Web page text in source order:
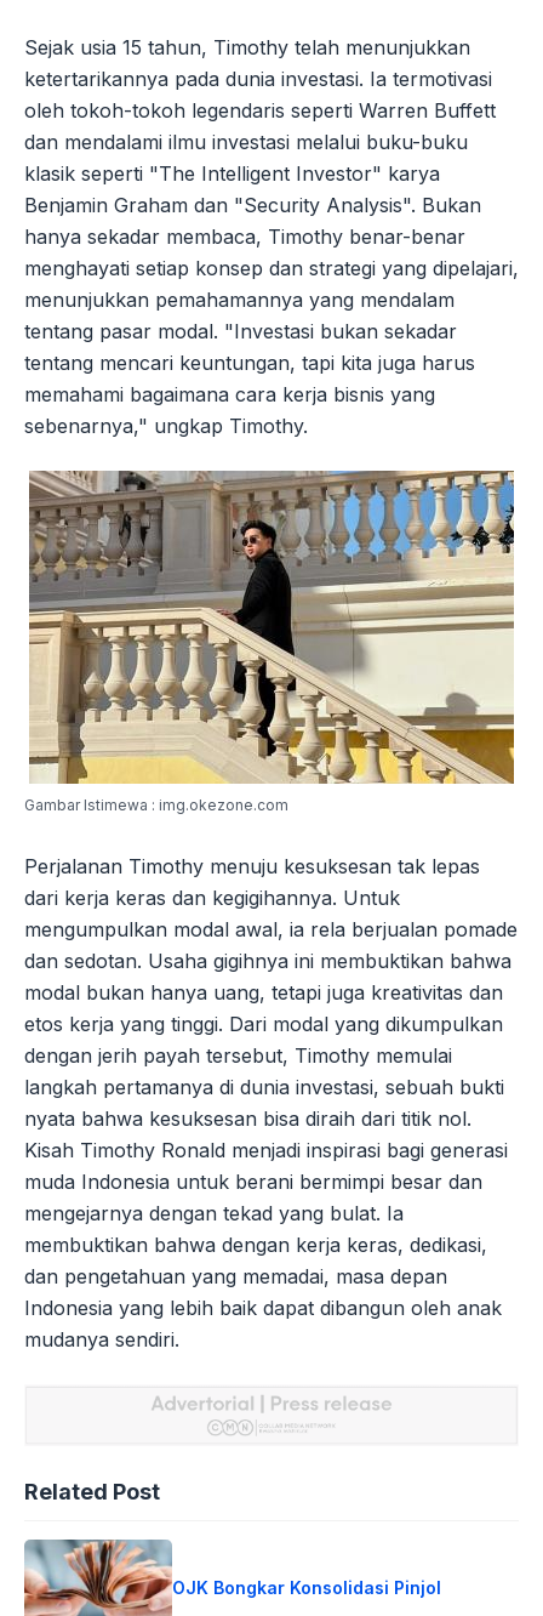
Sejak usia 15 tahun, Timothy telah menunjukkan
ketertarikannya pada dunia investasi. Ia termotivasi
oleh tokoh-tokoh legendaris seperti Warren Buffett
dan mendalami ilmu investasi melalui buku-buku
klasik seperti "The Intelligent Investor" karya
Benjamin Graham dan "Security Analysis". Bukan
hanya sekadar membaca, Timothy benar-benar
menghayati setiap konsep dan strategi yang dipelajari,
menunjukkan pemahamannya yang mendalam
tentang pasar modal. "Investasi bukan sekadar
tentang mencari keuntungan, tapi kita juga harus
memahami bagaimana cara kerja bisnis yang
sebenarnya," ungkap Timothy.
Gambar Istimewa : img.okezone.com
Perjalanan Timothy menuju kesuksesan tak lepas
dari kerja keras dan kegigihannya. Untuk
mengumpulkan modal awal, ia rela berjualan pomade
dan sedotan. Usaha gigihnya ini membuktikan bahwa
modal bukan hanya uang, tetapi juga kreativitas dan
etos kerja yang tinggi. Dari modal yang dikumpulkan
dengan jerih payah tersebut, Timothy memulai
langkah pertamanya di dunia investasi, sebuah bukti
nyata bahwa kesuksesan bisa diraih dari titik nol.
Kisah Timothy Ronald menjadi inspirasi bagi generasi
muda Indonesia untuk berani bermimpi besar dan
mengejarnya dengan tekad yang bulat. Ia
membuktikan bahwa dengan kerja keras, dedikasi,
dan pengetahuan yang memadai, masa depan
Indonesia yang lebih baik dapat dibangun oleh anak
mudanya sendiri.
Related Post
OJK Bongkar Konsolidasi Pinjol